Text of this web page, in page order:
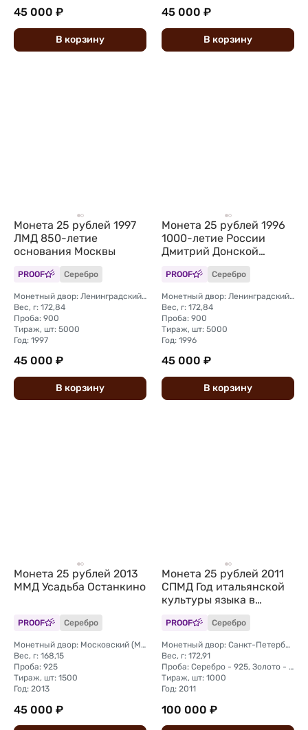
45 000 ₽
В корзину
45 000 ₽
В корзину
Монета 25 рублей 1997
ЛМД 850-летие
основания Москвы
PROOF Серебро
Монетный двор: Ленинградский (ЛМД)
Вес, г: 172,84
Проба: 900
Тираж, шт: 5000
Год: 1997
45 000 ₽
В корзину
Монета 25 рублей 1996
1000-летие России
Дмитрий Донской
Куликовская Битва 1380
PROOF Серебро
Монетный двор: Ленинградский (ЛМД)
Вес, г: 172,84
Проба: 900
Тираж, шт: 5000
Год: 1996
45 000 ₽
В корзину
Монета 25 рублей 2013
ММД Усадьба Останкино
PROOF Серебро
Монетный двор: Московский (ММД)
Вес, г: 168,15
Проба: 925
Тираж, шт: 1500
Год: 2013
45 000 ₽
Монета 25 рублей 2011
СПМД Год итальянской
культуры языка в
России Италия
PROOF Серебро
Монетный двор: Санкт-Петербургский (СПМД)
Вес, г: 172,91
Проба: Серебро - 925, Золото - 999
Тираж, шт: 1000
Год: 2011
100 000 ₽